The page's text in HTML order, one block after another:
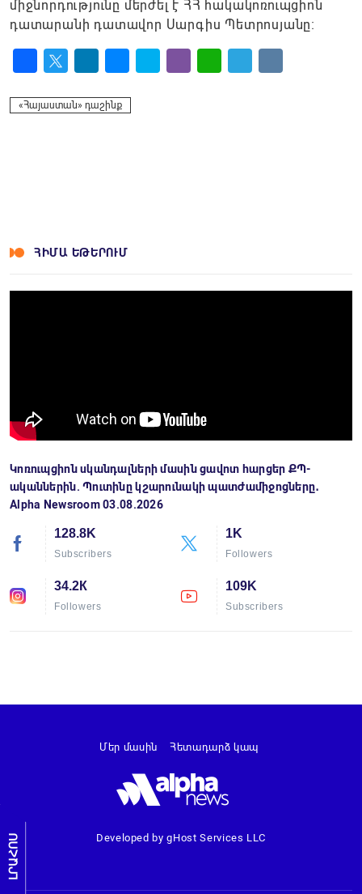
միջնորդությունը մերժել է ՀՀ հակակոռուպցիոն
դատարանի դատավոր Սարգիս Պետրոսյանը։
«Հայաստան» դաշինք
ՀԻՄԱ ԵԹԵՐՈՒՄ
Կոռուպցիոն սկանդալների մասին ցավոտ հարցեր ՔՊ-
ականներին. Պուտինը կշարունակի պատժամիջոցները․
Alpha Newsroom 03.08.2026
128.8K
Subscribers
1K
Followers
34.2К
Followers
109K
Subscribers
ԼՐԱՀՈՍ Developed by gHost Services LLC
Մեր մասին Հետադարձ կապ